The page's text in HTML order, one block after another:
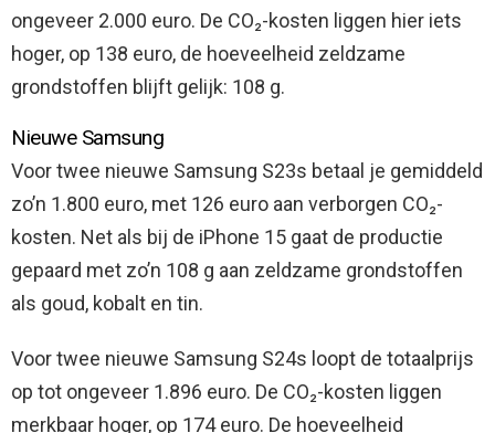
ongeveer 2.000 euro. De CO₂-kosten liggen hier iets
hoger, op 138 euro, de hoeveelheid zeldzame
grondstoffen blijft gelijk: 108 g.
Nieuwe Samsung
Voor twee nieuwe Samsung S23s betaal je gemiddeld
zo’n 1.800 euro, met 126 euro aan verborgen CO₂-
kosten. Net als bij de iPhone 15 gaat de productie
gepaard met zo’n 108 g aan zeldzame grondstoffen
als goud, kobalt en tin.
Voor twee nieuwe Samsung S24s loopt de totaalprijs
op tot ongeveer 1.896 euro. De CO₂-kosten liggen
merkbaar hoger, op 174 euro. De hoeveelheid